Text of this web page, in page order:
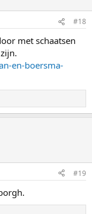
#18
met schaatsen
en-boersma-
#19